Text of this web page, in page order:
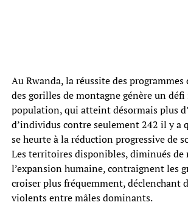
Au Rwanda, la réussite des
des gorilles de montagne génère un
population, qui atteint désormais plus
d’individus contre seulement 242 il y a
se heurte à la réduction progressive de
Les territoires disponibles, diminués de
l’expansion humaine, contraignent les
croiser plus fréquemment, déclenchant
violents entre mâles dominants.